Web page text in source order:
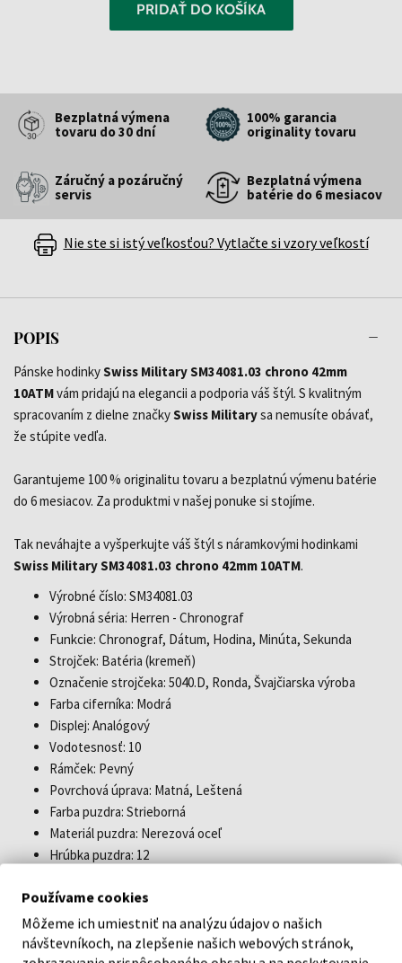
PRIDAŤ DO KOŠÍKA
Bezplatná výmena
tovaru do 30 dní
100% garancia
originality tovaru
Záručný a pozáručný
servis
Bezplatná výmena
batérie do 6 mesiacov
Nie ste si istý veľkosťou? Vytlačte si vzory veľkostí
POPIS
Pánske hodinkySwiss Military SM34081.03 chrono 42mm
10ATMvám pridajú na elegancii a podporia váš štýl. S kvalitným
spracovaním z dielne značkySwiss Militarysa nemusíte obávať,
že stúpite vedľa.
Garantujeme 100 % originalitu tovaru a bezplatnú výmenu batérie
do 6 mesiacov. Za produktmi v našej ponuke si stojíme.
Tak neváhajte a vyšperkujte váš štýl s náramkovými hodinkami
Swiss Military SM34081.03 chrono 42mm 10ATM.
Výrobné číslo: SM34081.03
Výrobná séria: Herren - Chronograf
Funkcie: Chronograf, Dátum, Hodina, Minúta, Sekunda
Strojček: Batéria (kremeň)
Označenie strojčeka: 5040.D, Ronda, Švajčiarska výroba
Farba ciferníka: Modrá
Displej: Analógový
Vodotesnosť: 10
Rámček: Pevný
Povrchová úprava: Matná, Leštená
Farba puzdra: Strieborná
Materiál puzdra: Nerezová oceľ
Hrúbka puzdra: 12
Šírka puzdra: 42
Zadná strana puzdra: Našróbovaná, Spodná časť z nerezovej
ocele
Používame cookies
Môžeme ich umiestniť na analýzu údajov o našich
návštevníkoch, na zlepšenie našich webových stránok,